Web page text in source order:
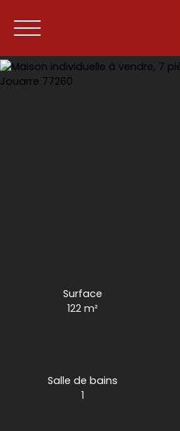
Surface
122m²
Salle de bains
1